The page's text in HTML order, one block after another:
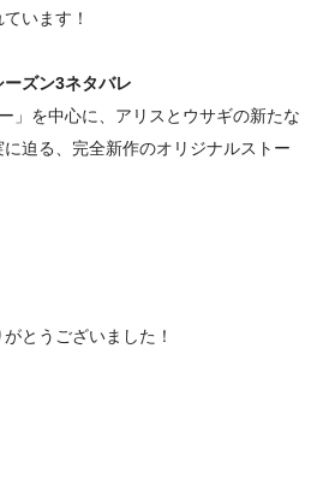
います！
ーズン3ネタバレ
」を中心に、アリスとウサギの新たな
迫る、完全新作のオリジナルストー
とうございました！